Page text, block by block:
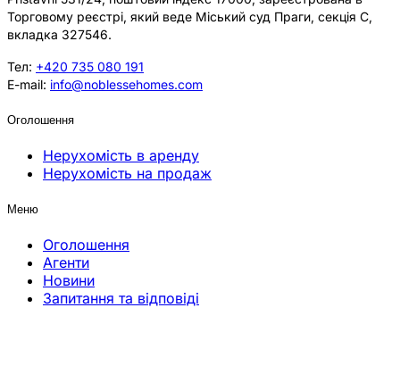
Торговому реєстрі, який веде Міський суд Праги, секція C,
вкладка 327546.
Тел: +420 735 080 191
E-mail: info@noblessehomes.com
Оголошення
Нерухомість в аренду
Нерухомість на продаж
Меню
Оголошення
Агенти
Новини
Запитання та відповіді